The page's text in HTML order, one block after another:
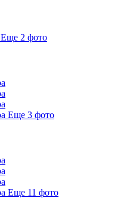
Еще 2 фото
Еще 3 фото
Еще 11 фото